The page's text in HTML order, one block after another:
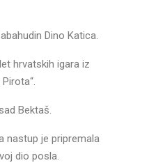
Dino Katica.
hrvatskih igara iz
Bektaš.
nastup je pripremala
dio posla.